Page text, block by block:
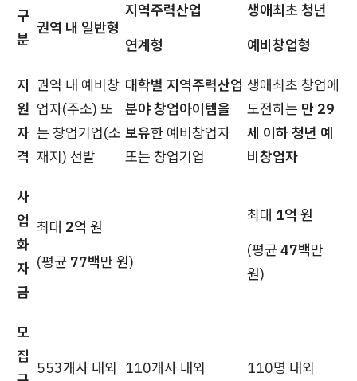
구
분
권역 내 일반형
지역주력산업
연계형
생애최초 청년
예비창업형
지
원
자
격
권역 내 예비창
업자(주소) 또
는 창업기업(소
재지) 선발
대학별 지역주력산업
분야 창업아이템을
보유한 예비창업자
또는 창업기업
생애최초 창업에
도전하는 만 29
세 이하 청년 예
비창업자​​
사
업
화
자
금
최대 2억 원
(평균 77백만 원)
최대 1억 원
(평균47백만
원)
모
집
553개사 내외 110개사 내외 110명 내외